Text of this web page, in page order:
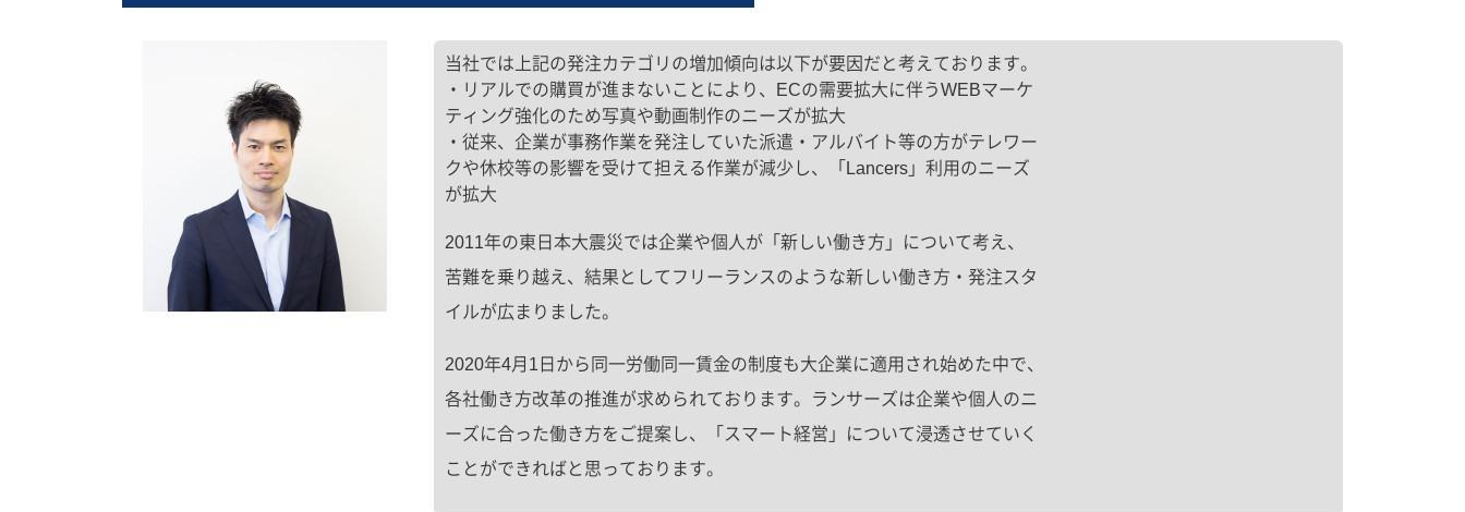
当社では上記の発注カテゴリの増加傾向は以下が要因だと考えております。
・リアルでの購買が進まないことにより、ECの需要拡大に伴うWEBマーケ
ティング強化のため写真や動画制作のニーズが拡大
・従来、企業が事務作業を発注していた派遣・アルバイト等の方がテレワー
クや休校等の影響を受けて担える作業が減少し、「Lancers」利用のニーズ
が拡大
2011年の東日本大震災では企業や個人が「新しい働き方」について考え、
苦難を乗り越え、結果としてフリーランスのような新しい働き方・発注スタ
イルが広まりました。
2020年4月1日から同一労働同一賃金の制度も大企業に適用され始めた中で、
各社働き方改革の推進が求められております。ランサーズは企業や個人のニ
ーズに合った働き方をご提案し、「スマート経営」について浸透させていく
ことができればと思っております。